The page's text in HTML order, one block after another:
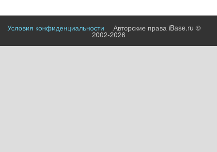
Условия конфиденциальности Авторские права iBase.ru ©
2002-2026